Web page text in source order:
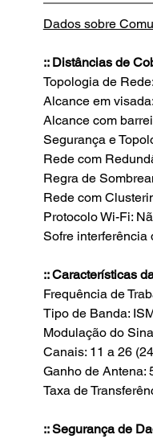
Dados sobre
:: Distâncias de
Topologia de
Alcance em
Alcance com
Segurança e
Rede com
Regra de
Rede com
Protocolo Wi-Fi:
Sofre interferência
:: Características
Frequência de
Tipo de Banda:
Modulação do
Canais: 11 a 26
Ganho de Antena:
Taxa de
:: Segurança de